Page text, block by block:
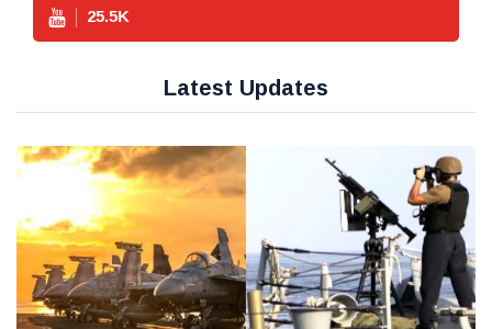
25.5K
Latest Updates